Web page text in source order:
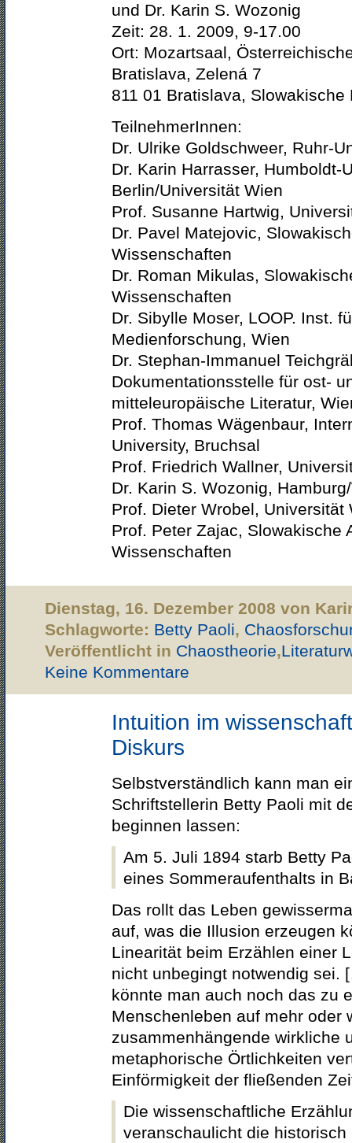
und Dr. Karin S. Wozonig
Zeit: 28. 1. 2009, 9-17.00
Ort: Mozartsaal,
Bratislava, Zelená 7
811 01 Bratislava, Slowakische
TeilnehmerInnen:
Dr. Ulrike Goldschweer, Ruhr-
Dr. Karin Harrasser, Humboldt-
Berlin/Universität Wien
Prof. Susanne Hartwig,
Dr. Pavel Matejovic,
Wissenschaften
Dr. Roman Mikulas,
Wissenschaften
Dr. Sibylle Moser, LOOP. Inst.
Medienforschung, Wien
Dr. Stephan-Immanuel
Dokumentationsstelle für ost-
mitteleuropäische Literatur,
Prof. Thomas Wägenbaur,
University, Bruchsal
Prof. Friedrich Wallner,
Dr. Karin S. Wozonig,
Prof. Dieter Wrobel, Universität
Prof. Peter Zajac, Slowakische
Wissenschaften
Dienstag, 16. Dezember 2008 von
Schlagworte: Betty Paoli,
Veröffentlicht in Chaostheorie,
Keine Kommentare
Intuition im
Diskurs
Selbstverständlich kann man
Schriftstellerin Betty Paoli mit
beginnen lassen:
Am 5. Juli 1894 starb Betty
eines Sommeraufenthalts in
Das rollt das Leben
auf, was die Illusion erzeugen
Linearität beim Erzählen einer
nicht unbegingt notwendig sei.
könnte man auch noch das zu
Menschenleben auf mehr oder
zusammenhängende wirkliche
metaphorische Örtlichkeiten
Einförmigkeit der fließenden
Die wissenschaftliche
veranschaulicht die historisch